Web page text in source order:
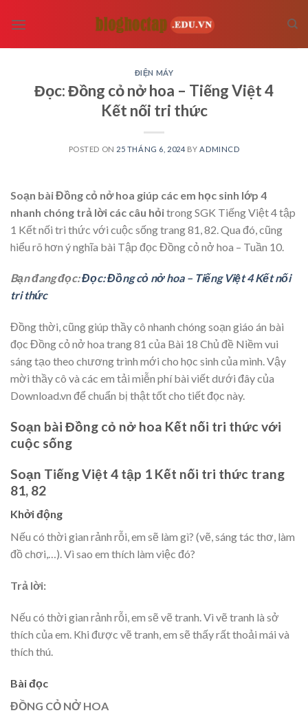
ĐIỆN MÁY
Đọc: Đồng cỏ nở hoa – Tiếng Việt 4
Kết nối tri thức
POSTED ON 25 THÁNG 6, 2024 BY ADMINCD
Soạn bài Đồng cỏ nở hoa giúp các em học sinh lớp 4
nhanh chóng trả lời các câu hỏitrong SGK Tiếng Việt 4 tập
1 Kết nối tri thức với cuộc sống trang 81, 82. Qua đó, cũng
hiểu rõ hơn ý nghĩa bài Tập đọc Đồng cỏ nở hoa – Tuần 10.
Bạn đang đọc:Đọc: Đồng cỏ nở hoa – Tiếng Việt 4 Kết nối
tri thức
Đồng thời, cũng giúp thầy cô nhanh chóng soạn giáo án bài
đọc Đồng cỏ nở hoa trang 81 của Bài 18 Chủ đề Niềm vui
sáng tạo theo chương trình mới cho học sinh của mình. Vậy
mời thầy cô và các em tải miễn phí bài viết dưới đây của
Download.vn để chuẩn bị thật tốt cho tiết đọc này.
Soạn bài Đồng cỏ nở hoa Kết nối tri thức với
cuộc sống
Soạn Tiếng Việt 4 tập 1 Kết nối tri thức trang
81, 82
Khởi động
Nếu có thời gian rảnh rỗi, em sẽ làm gì? (vẽ, sáng tác thơ, làm
đồ chơi,…). Vì sao em thích làm việc đó?
Trả lời:
Nếu có thời gian rảnh rỗi, em sẽ vẽ tranh. Vì vẽ tranh là sở
thích của em. Khi được vẽ tranh, em sẽ thấy rất thoải mái và
thích thú.
Bài đọc
ĐỒNG CỎ NỞ HOA